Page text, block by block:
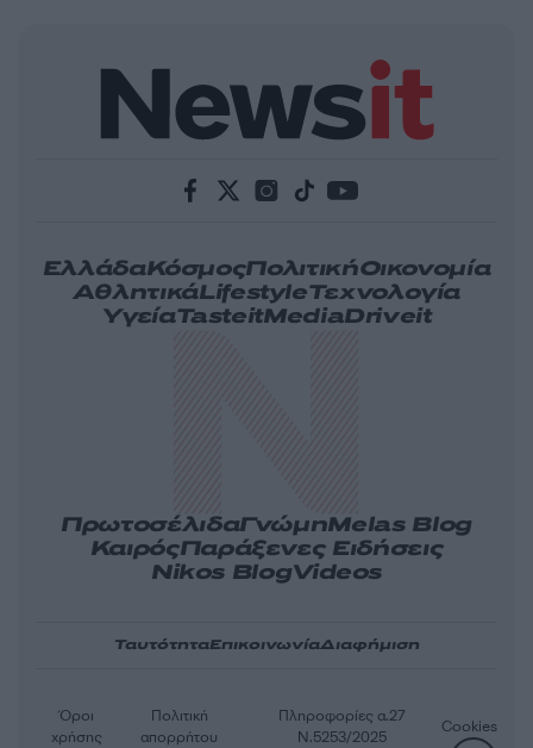
ΕλλάδαΚόσμοςΠολιτικήΟικονομία
ΑθλητικάLifestyleΤεχνολογία
ΥγείαTasteitMediaDriveit
ΠρωτοσέλιδαΓνώμηMelas Blog
ΚαιρόςΠαράξενες Ειδήσεις
Nikos BlogVideos
ΤαυτότηταΕπικοινωνίαΔιαφήμιση
Όροι
χρήσης
Πολιτική
απορρήτου
Πληροφορίες α.27
Ν.5253/2025
Cookies